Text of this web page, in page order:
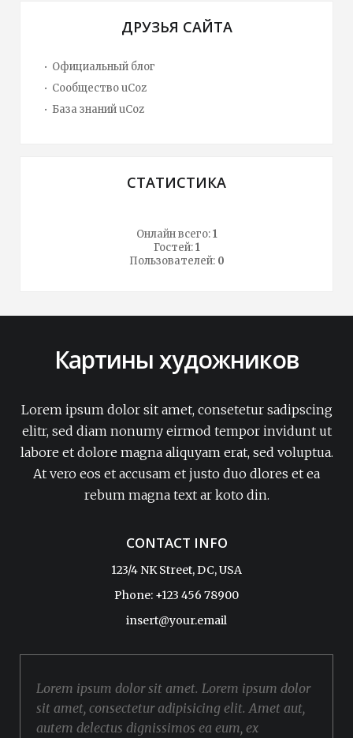
ДРУЗЬЯ САЙТА
Официальный блог
Сообщество uCoz
База знаний uCoz
СТАТИСТИКА
Онлайн всего:1
Гостей:1
Пользователей: 0
Картины художников
Lorem ipsum dolor sit amet, consetetur sadipscing
elitr, sed diam nonumy eirmod tempor invidunt ut
labore et dolore magna aliquyam erat, sed voluptua.
At vero eos et accusam et justo duo dlores et ea
rebum magna text ar koto din.
CONTACT INFO
123/4 NK Street, DC, USA
Phone: +123 456 78900
insert@your.email
Lorem ipsum dolor sit amet. Lorem ipsum dolor
sit amet, consectetur adipisicing elit. Amet aut,
autem delectus dignissimos ea eum, ex